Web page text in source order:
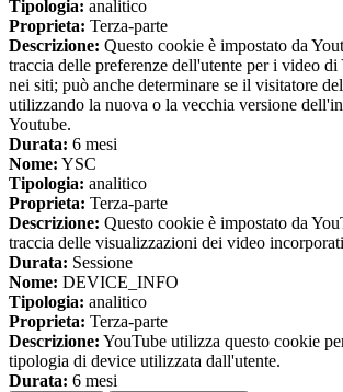
Tipologia: analitico
Proprieta: Terza-parte
Descrizione: Questo cookie è impostato da
traccia delle preferenze dell'utente per i video
nei siti; può anche determinare se il visitatore
utilizzando la nuova o la vecchia versione
Youtube.
Durata: 6 mesi
Nome: YSC
Tipologia: analitico
Proprieta: Terza-parte
Descrizione: Questo cookie è impostato da
traccia delle visualizzazioni dei video
Durata: Sessione
Nome: DEVICE_INFO
Tipologia: analitico
Proprieta: Terza-parte
Descrizione: YouTube utilizza questo cookie
tipologia di device utilizzata dall'utente.
Durata: 6 mesi